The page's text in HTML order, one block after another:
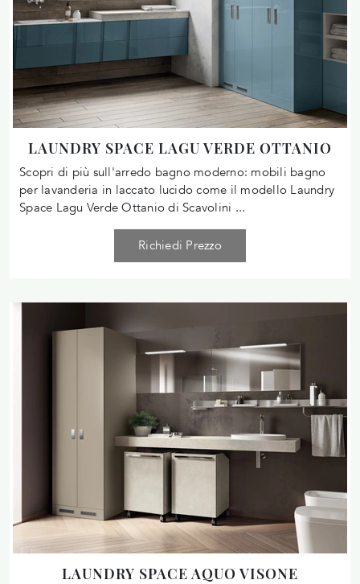
LAUNDRY SPACE LAGU VERDE OTTANIO
Scopri di più sull'arredo bagno moderno: mobili bagno
per lavanderia in laccato lucido come il modello Laundry
Space Lagu Verde Ottanio di Scavolini ...
Richiedi Prezzo
LAUNDRY SPACE AQUO VISONE